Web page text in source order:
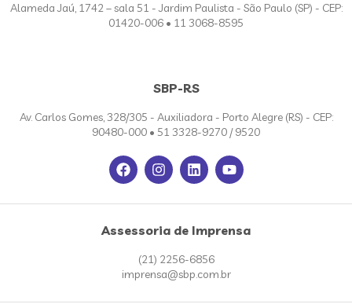
Alameda Jaú, 1742 – sala 51 - Jardim Paulista - São Paulo (SP) - CEP:
01420-006 • 11 3068-8595
SBP-RS
Av. Carlos Gomes, 328/305 - Auxiliadora - Porto Alegre (RS) - CEP:
90480-000 • 51 3328-9270 / 9520
Assessoria de Imprensa
(21) 2256-6856
imprensa@sbp.com.br